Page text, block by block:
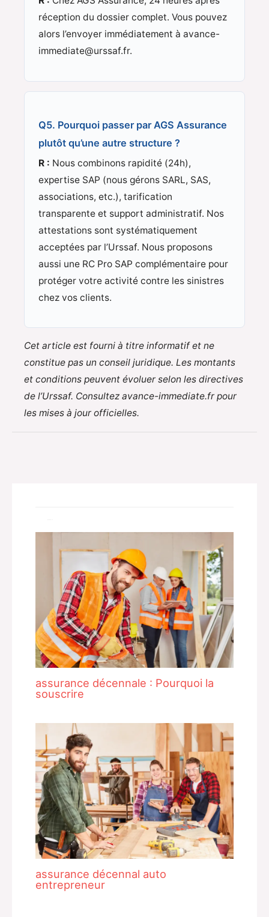
réception du dossier complet. Vous pouvez
alors l’envoyer immédiatement à avance-
immediate@urssaf.fr.
Q5. Pourquoi passer par AGS Assurance
plutôt qu’une autre structure ?
R : Nous combinons rapidité (24h),
expertise SAP (nous gérons SARL, SAS,
associations, etc.), tarification
transparente et support administratif. Nos
attestations sont systématiquement
acceptées par l’Urssaf. Nous proposons
aussi une RC Pro SAP complémentaire pour
protéger votre activité contre les sinistres
chez vos clients.
Cet article est fourni à titre informatif et ne
constitue pas un conseil juridique. Les montants
et conditions peuvent évoluer selon les directives
de l’Urssaf. Consultez avance-immediate.fr pour
les mises à jour officielles.
assurance décennale : Pourquoi la
souscrire
assurance décennal auto
entrepreneur